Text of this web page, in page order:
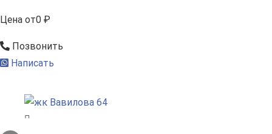
Цена от0 ₽
Позвонить
Написать